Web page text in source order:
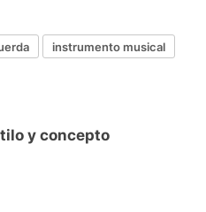
instrumento musical
y concepto